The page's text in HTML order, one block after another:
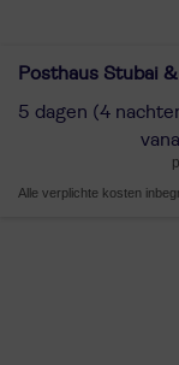
Posthaus Stubai
5 dagen (4
Alle verplichte kosten